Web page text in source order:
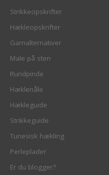
Strikkeopskrifter
Hækleopskrifter
Garnalternativer
Male på sten
Rundpinde
Hæklenåle
Hækleguide
Strikkeguide
Tunesisk hækling
Perleplader
Er du blogger?